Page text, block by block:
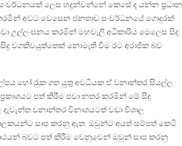
ලෙස හදුන්වන්නේ කෙසේ ද යන්න ප‍්‍රධාන
අවට වෙසෙන ජනතාව සංවර්ධනයේ ගොදුරක්
උල්ලංඝනය කරමින් මහවැලි අධිකාරිය මෙලෙස සිදු
වගකිවයුත්තෙක් නොමැති වීම රට අරාජික බව
හෝ රැුක ගත යුතු අවධියක ඒ වනාන්තර සියල්ල
පත් කිරීම පවා නතර කරමින් මේ සිදු
වනාන්තර විනාශයටත් වඩා විශාල
සාප කරනු ඇත. ඔවුන්ට අයත් සම්පත් කෙටි
බවට පත් කිරීම වෙනුවෙන් ඔවුන් සාප කරනු